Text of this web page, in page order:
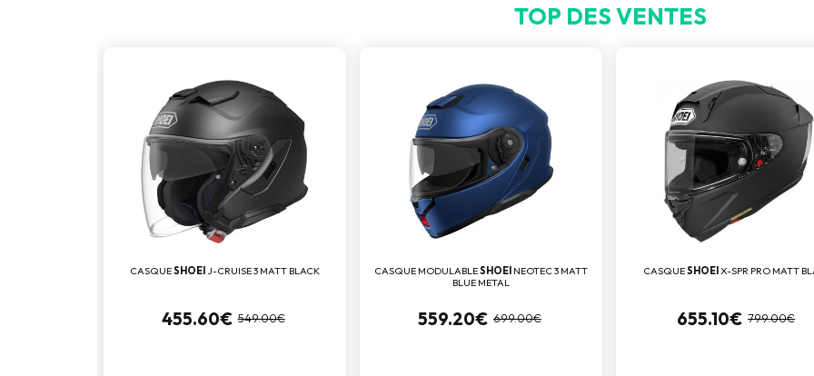
TOP DES VENTES
CASQUESHOEI J-CRUISE 3 MATT BLACK
455.60€ 549.00€
CASQUE MODULABLESHOEI NEOTEC 3 MATT
BLUE METAL
559.20€ 699.00€
CASQUESHOEIX-SPR PRO MATT
655.10€ 799.00€